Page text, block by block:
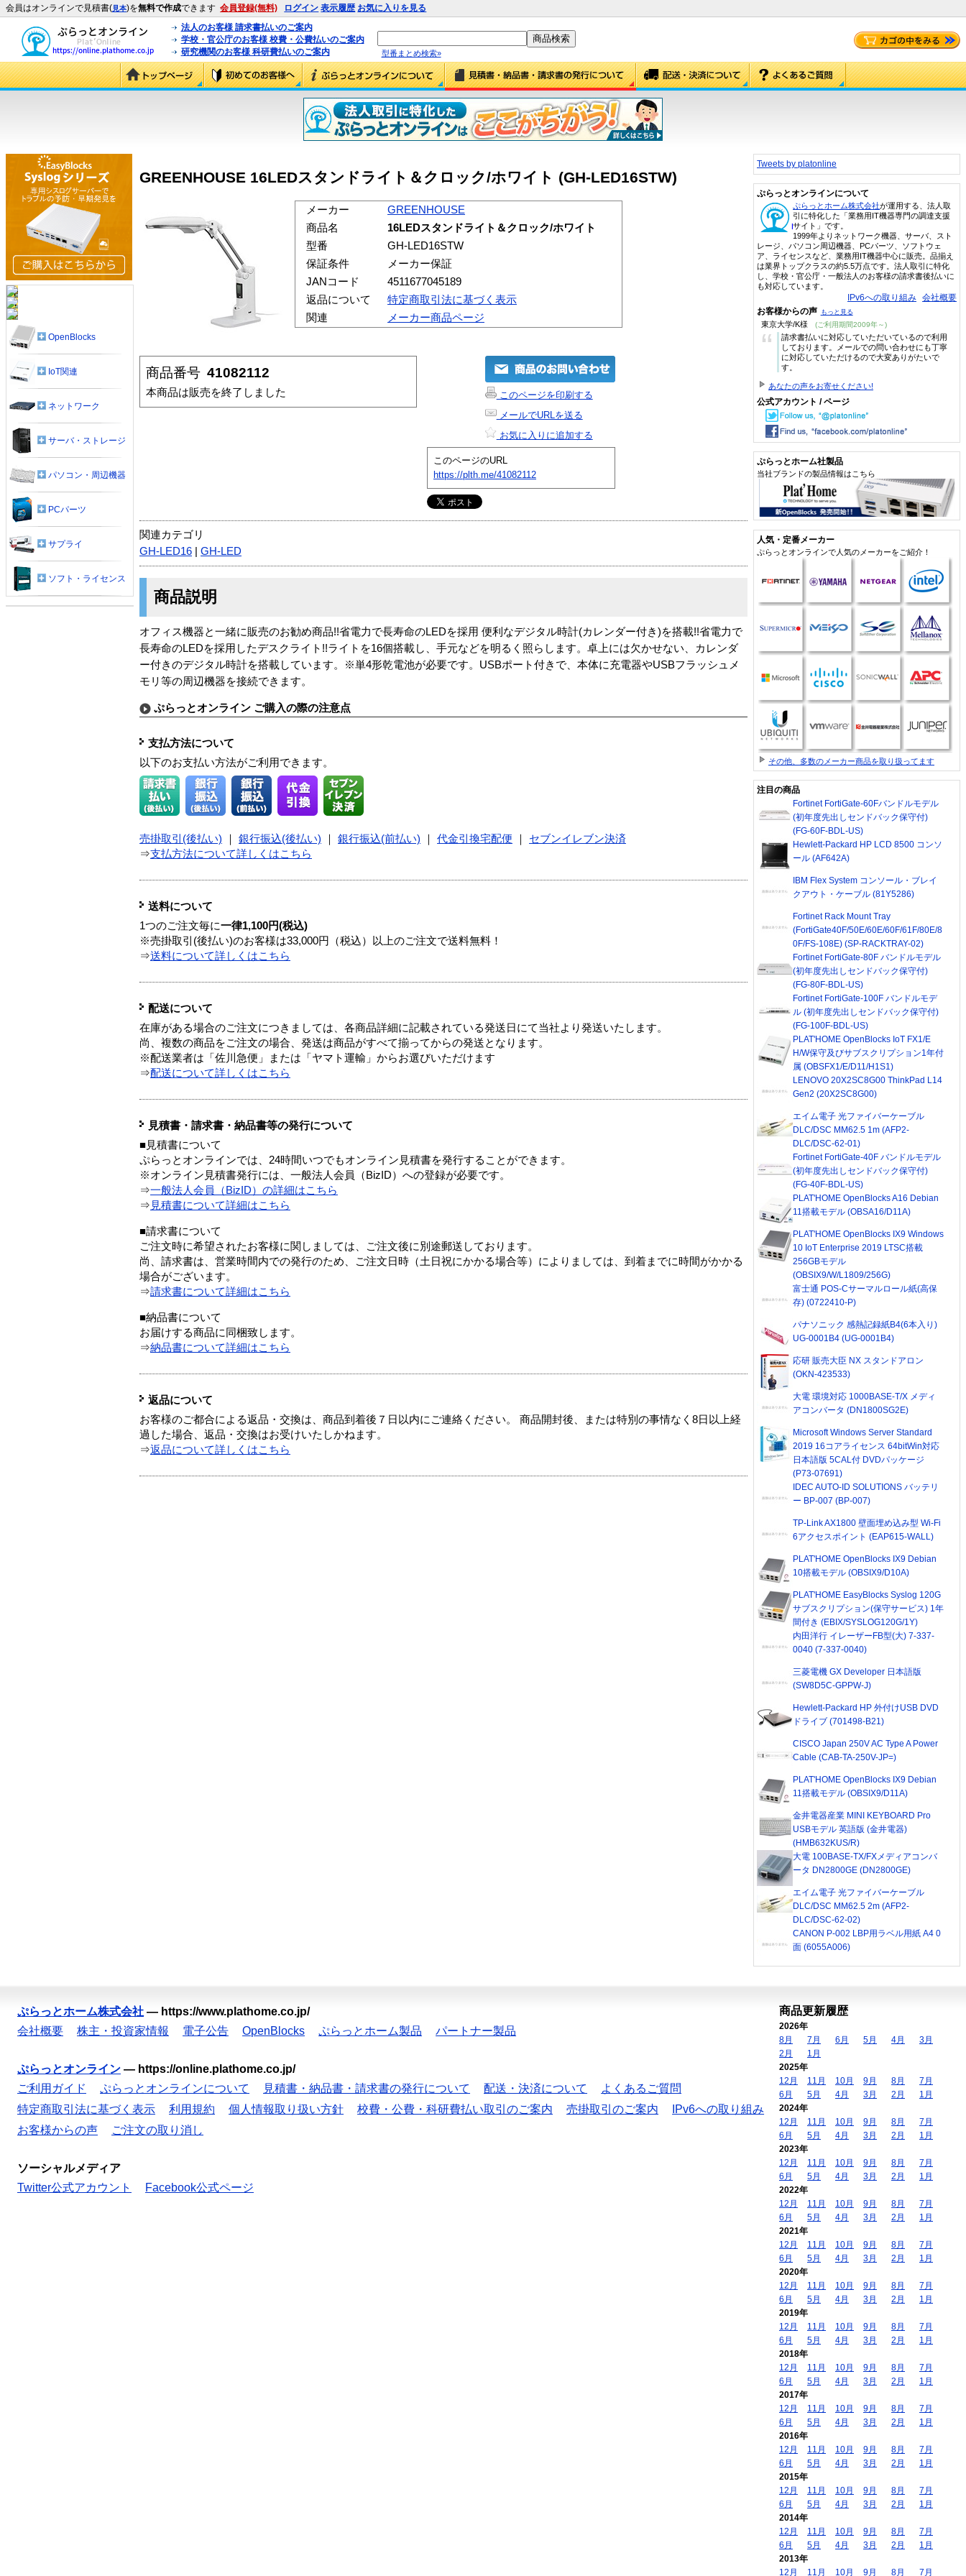
会員はオンラインで見積書(見本)を無料で作成できます 会員登録(無料) ログイン 表示履歴 お気に入りを見る
法人のお客様 請求書払いのご案内
学校・官公庁のお客様 校費・公費払いのご案内
研究機関のお客様 科研費払いのご案内
型番まとめ検索»
GREENHOUSE 16LEDスタンドライト＆クロック/ホワイト (GH-LED16STW)
メーカー
GREENHOUSE
商品名
16LEDスタンドライト＆クロック/ホワイト
型番
GH-LED16STW
保証条件
メーカー保証
JANコード
4511677045189
返品について
特定商取引法に基づく表示
関連
メーカー商品ページ
商品番号 41082112
本商品は販売を終了しました
このページを印刷する
メールでURLを送る
お気に入りに追加する
このページのURL
https://plth.me/41082112
関連カテゴリ
GH-LED16
GH-LED
商品説明
オフィス機器と一緒に販売のお勧め商品!!省電力で長寿命のLEDを採用 便利なデジタル時計(カレンダー付き)を搭載!!省電力で
長寿命のLEDを採用したデスクライト!!ライトを16個搭載し、手元などを明るく照らします。卓上には欠かせない、カレンダ
ー付きのデジタル時計を搭載しています。※単4形乾電池が必要です。USBポート付きで、本体に充電器やUSBフラッシュメ
モリ等の周辺機器を接続できます。
ぷらっとオンライン ご購入の際の注意点
支払方法について
以下のお支払い方法がご利用できます。
売掛取引(後払い) 銀行振込(後払い) 銀行振込(前払い) 代金引換宅配便
セブンイレブン決済
⇒支払方法について詳しくはこちら
送料について
1つのご注文毎に一律1,100円(税込)
※売掛取引(後払い)のお客様は33,000円（税込）以上のご注文で送料無料！
⇒送料について詳しくはこちら
配送について
在庫がある場合のご注文につきましては、各商品詳細に記載されている発送日にて当社より発送いたします。
尚、複数の商品をご注文の場合、発送は商品がすべて揃ってからの発送となります。
※配送業者は「佐川急便」または「ヤマト運輸」からお選びいただけます
⇒配送について詳しくはこちら
見積書・請求書・納品書等の発行について
■見積書について
ぷらっとオンラインでは、24時間いつでもオンライン見積書を発行することができます。
※オンライン見積書発行には、一般法人会員（BizID）への登録が必要です。
⇒一般法人会員（BizID）の詳細はこちら
⇒ 見積書について詳細はこちら
■請求書について
ご注文時に希望されたお客様に関しましては、ご注文後に別途郵送しております。
尚、請求書は、営業時間内での発行のため、ご注文日時（土日祝にかかる場合等）によりましては、到着までに時間がかかる
場合がございます。
⇒請求書について詳細はこちら
■納品書について
お届けする商品に同梱致します。
⇒納品書について詳細はこちら
返品について
お客様のご都合による返品・交換は、商品到着後７日以内にご連絡ください。 商品開封後、または特別の事情なく8日以上経
過した場合、返品・交換はお受けいたしかねます。
⇒返品について詳しくはこちら
OpenBlocks
IoT関連
ネットワーク
サーバ・ストレージ
パソコン・周辺機器
PCパーツ
サプライ
ソフト・ライセンス
Tweets by platonline
ぷらっとオンラインについて
ぷらっとホーム株式会社が運用する、法人取
引に特化した「業務用IT機器専門の調達支援
サイト」です。
1999年よりネットワーク機器、サーバ、スト
レージ、パソコン周辺機器、PCパーツ、ソフトウェ
ア、ライセンスなど、業務用IT機器中心に販売。品揃え
は業界トップクラスの約5.5万点です。法人取引に特化
し、学校・官公庁・一般法人のお客様の請求書後払いに
も対応しています。
IPv6への取り組み 会社概要
お客様からの声 もっと見る
東京大学/K様 (ご利用期間2009年～)
“
請求書払いに対応していただいているので利用
しております。メールでの問い合わせにも丁寧
に対応していただけるので大変ありがたいで
す。
あなたの声をお寄せください!
公式アカウント / ページ
ぷらっとホーム社製品
当社ブランドの製品情報はこちら
人気・定番メーカー
ぷらっとオンラインで人気のメーカーをご紹介！
その他、多数のメーカー商品を取り扱ってます
注目の商品
Fortinet FortiGate-60Fバンドルモデル
(初年度先出しセンドバック保守付)
(FG-60F-BDL-US)
Hewlett-Packard HP LCD 8500 コンソ
ール (AF642A)
IBM Flex System コンソール・ブレイ
クアウト・ケーブル (81Y5286)
Fortinet Rack Mount Tray
(FortiGate40F/50E/60E/60F/61F/80E/8
0F/FS-108E) (SP-RACKTRAY-02)
Fortinet FortiGate-80F バンドルモデル
(初年度先出しセンドバック保守付)
(FG-80F-BDL-US)
Fortinet FortiGate-100F バンドルモデ
ル (初年度先出しセンドバック保守付)
(FG-100F-BDL-US)
PLAT'HOME OpenBlocks IoT FX1/E
H/W保守及びサブスクリプション1年付
属 (OBSFX1/E/D11/H1S1)
LENOVO 20X2SC8G00 ThinkPad L14
Gen2 (20X2SC8G00)
エイム電子 光ファイバーケーブル
DLC/DSC MM62.5 1m (AFP2-
DLC/DSC-62-01)
Fortinet FortiGate-40F バンドルモデル
(初年度先出しセンドバック保守付)
(FG-40F-BDL-US)
PLAT'HOME OpenBlocks A16 Debian
11搭載モデル (OBSA16/D11A)
PLAT'HOME OpenBlocks IX9 Windows
10 IoT Enterprise 2019 LTSC搭載
256GBモデル
(OBSIX9/W/L1809/256G)
富士通 POS-Cサーマルロール紙(高保
存) (0722410-P)
パナソニック 感熱記録紙B4(6本入り)
UG-0001B4 (UG-0001B4)
応研 販売大臣 NX スタンドアロン
(OKN-423533)
大電 環境対応 1000BASE-T/X メディ
アコンバータ (DN1800SG2E)
Microsoft Windows Server Standard
2019 16コアライセンス 64bitWin対応
日本語版 5CAL付 DVDパッケージ
(P73-07691)
IDEC AUTO-ID SOLUTIONS バッテリ
ー BP-007 (BP-007)
TP-Link AX1800 壁面埋め込み型 Wi-Fi
6アクセスポイント (EAP615-WALL)
PLAT'HOME OpenBlocks IX9 Debian
10搭載モデル (OBSIX9/D10A)
PLAT'HOME EasyBlocks Syslog 120G
サブスクリプション(保守サービス) 1年
間付き (EBIX/SYSLOG120G/1Y)
内田洋行 イレーザーFB型(大) 7-337-
0040 (7-337-0040)
三菱電機 GX Developer 日本語版
(SW8D5C-GPPW-J)
Hewlett-Packard HP 外付けUSB DVD
ドライブ (701498-B21)
CISCO Japan 250V AC Type A Power
Cable (CAB-TA-250V-JP=)
PLAT'HOME OpenBlocks IX9 Debian
11搭載モデル (OBSIX9/D11A)
金井電器産業 MINI KEYBOARD Pro
USBモデル 英語版 (金井電器)
(HMB632KUS/R)
大電 100BASE-TX/FXメディアコンバ
ータ DN2800GE (DN2800GE)
エイム電子 光ファイバーケーブル
DLC/DSC MM62.5 2m (AFP2-
DLC/DSC-62-02)
CANON P-002 LBP用ラベル用紙 A4 0
面 (6055A006)
ぷらっとホーム株式会社 — https://www.plathome.co.jp/
会社概要
株主・投資家情報 電子公告 OpenBlocks ぷらっとホーム製品 パートナー製品
ぷらっとオンライン — https://online.plathome.co.jp/
ご利用ガイド
ぷらっとオンラインについて 見積書・納品書・請求書の発行について 配送・決済について
よくあるご質問
特定商取引法に基づく表示
利用規約 個人情報取り扱い方針 校費・公費・科研費払い取引のご案内 売掛取引のご案内
IPv6への取り組み
お客様からの声
ご注文の取り消し
ソーシャルメディア
Twitter公式アカウント
Facebook公式ページ
商品更新履歴
2026年
8月
7月 6月 5月 4月
3月
2月
1月
2025年
12月
11月 10月 9月 8月
7月
6月
5月 4月 3月 2月
1月
2024年
12月
11月 10月 9月 8月
7月
6月
5月 4月 3月 2月
1月
2023年
12月
11月 10月 9月 8月
7月
6月
5月 4月 3月 2月
1月
2022年
12月
11月 10月 9月 8月
7月
6月
5月 4月 3月 2月
1月
2021年
12月
11月 10月 9月 8月
7月
6月
5月 4月 3月 2月
1月
2020年
12月
11月 10月 9月 8月
7月
6月
5月 4月 3月 2月
1月
2019年
12月
11月 10月 9月 8月
7月
6月
5月 4月 3月 2月
1月
2018年
12月
11月 10月 9月 8月
7月
6月
5月 4月 3月 2月
1月
2017年
12月
11月 10月 9月 8月
7月
6月
5月 4月 3月 2月
1月
2016年
12月
11月 10月 9月 8月
7月
6月
5月 4月 3月 2月
1月
2015年
12月
11月 10月 9月 8月
7月
6月
5月 4月 3月 2月
1月
2014年
12月
11月 10月 9月 8月
7月
6月
5月 4月 3月 2月
1月
2013年
12月
11月 10月 9月 8月 7月